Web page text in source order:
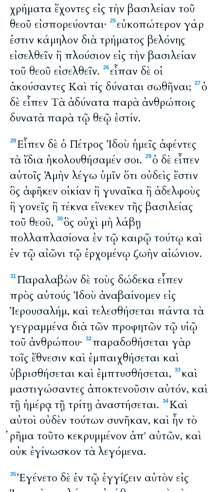
χρήματα ἔχοντες εἰς τὴν βασιλείαν τοῦ
θεοῦ εἰσπορεύονται·
25 εὐκοπώτερον γάρ
ἐστιν κάμηλον διὰ τρήματος βελόνης
εἰσελθεῖν ἢ πλούσιον εἰς τὴν βασιλείαν
τοῦ θεοῦ εἰσελθεῖν.
26 εἶπαν δὲ οἱ
ἀκούσαντες Καὶ τίς δύναται σωθῆναι;
27ὁ
δὲ εἶπεν Τὰ ἀδύνατα παρὰ ἀνθρώποις
δυνατὰ παρὰ τῷ θεῷ ἐστίν.
28Εἶπεν δὲ ὁ Πέτρος Ἰδοὺ ἡμεῖς ἀφέντες
τὰ ἴδια ἠκολουθήσαμέν σοι.
29ὁ δὲ εἶπεν
αὐτοῖς Ἀμὴν λέγω ὑμῖν ὅτι οὐδεὶς ἔστιν
ὃς ἀφῆκεν οἰκίαν ἢ γυναῖκα ἢ ἀδελφοὺς
ἢ γονεῖς ἢ τέκνα εἵνεκεν τῆς βασιλείας
τοῦ θεοῦ,
30ὃς οὐχὶ μὴ λάβῃ
πολλαπλασίονα ἐν τῷ καιρῷ τούτῳ καὶ
ἐν τῷ αἰῶνι τῷ ἐρχομένῳ ζωὴν αἰώνιον.
31 Παραλαβὼν δὲ τοὺς δώδεκα εἶπεν
πρὸς αὐτούς Ἰδοὺ ἀναβαίνομεν εἰς
Ἰερουσαλήμ, καὶ τελεσθήσεται πάντα τὰ
γεγραμμένα διὰ τῶν προφητῶν τῷ υἱῷ
τοῦ ἀνθρώπου·
32παραδοθήσεται γὰρ
τοῖς ἔθνεσιν καὶ ἐμπαιχθήσεται καὶ
ὑβρισθήσεται καὶ ἐμπτυσθήσεται,
33καὶ
μαστιγώσαντες ἀποκτενοῦσιν αὐτόν, καὶ
τῇ ἡμέρᾳ τῇ τρίτῃ ἀναστήσεται.
34Καὶ
αὐτοὶ οὐδὲν τούτων συνῆκαν, καὶ ἦν τὸ
ῥῆμα τοῦτο κεκρυμμένον ἀπ' αὐτῶν, καὶ
οὐκ ἐγίνωσκον τὰ λεγόμενα.
35Ἐγένετο δὲ ἐν τῷ ἐγγίζειν αὐτὸν εἰς